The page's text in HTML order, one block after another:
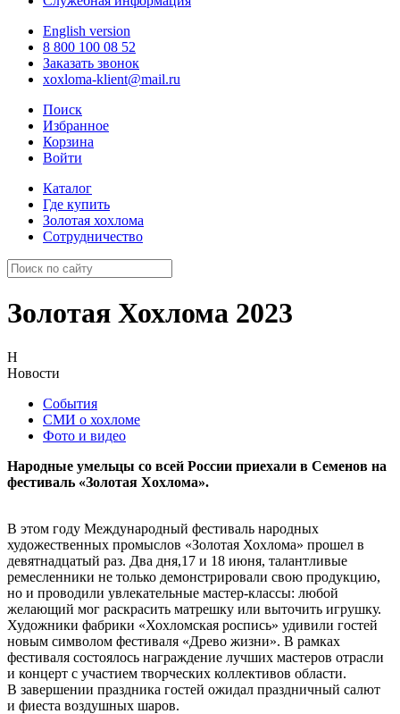
English version
8 800 100 08 52
Заказать звонок
xoxloma-klient@mail.ru
Поиск
Избранное
Корзина
Войти
Каталог
Где купить
Золотая хохлома
Сотрудничество
Золотая Хохлома 2023
Н
Новости
События
СМИ о хохломе
Фото и видео
Народные умельцы со всей России приехали в Семенов на
фестиваль «Золотая Хохлома».
В этом году Международный фестиваль народных
художественных промыслов «Золотая Хохлома» прошел в
девятнадцатый раз. Два дня,17 и 18 июня, талантливые
ремесленники не только демонстрировали свою продукцию,
но и проводили увлекательные мастер-классы: любой
желающий мог раскрасить матрешку или выточить игрушку.
Художники фабрики «Хохломская роспись» удивили гостей
новым символом фестиваля «Древо жизни». В рамках
фестиваля состоялось награждение лучших мастеров отрасли
и концерт с участием творческих коллективов области.
В завершении праздника гостей ожидал праздничный салют
и фиеста воздушных шаров.